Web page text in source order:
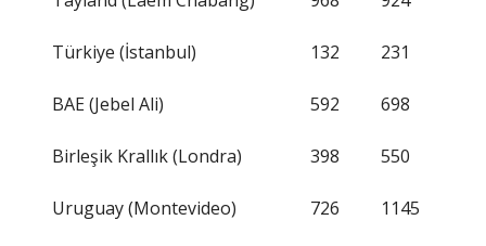
Türkiye (İstanbul) 132 231
BAE (Jebel Ali) 592 698
Birleşik Krallık (Londra) 398 550
Uruguay (Montevideo) 726 1145